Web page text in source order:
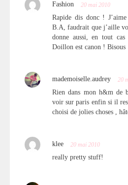
Fashion 20 mai 2010
Rapide dis donc !
B.A, faudrait que j’aille
donne aussi, en tout
Doillon est canon ! Bisous
mademoiselle.audrey 20
Rien dans mon h&m de
voir sur paris enfin si il
choisi de jolies choses ,
klee 20 mai 2010
really pretty stuff!